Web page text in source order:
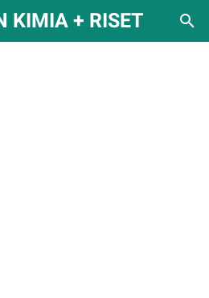
KIMIA + RISET